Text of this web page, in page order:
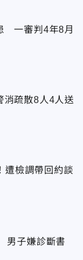
一審判4年8月
疏散8人4人送
遭檢調帶回約談
男子嫌診斷書